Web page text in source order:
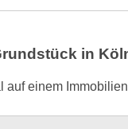
in
einem